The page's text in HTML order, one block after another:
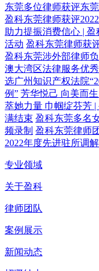
东莞多位律师获评东
盈科东莞律师获评
助力提振消费信心 |
活动 盈科东莞律师获
盈科东莞涉外部律师
澳大湾区法律服务优
选广州知识产权法院
例” 芳华悦己 向美而
萃她力量 巾帼绽芬芳
满结束 盈科东莞多名
频录制 盈科东莞律师
2022年度先进驻所调
专业领域
关于盈科
律师团队
案例展示
新闻动态